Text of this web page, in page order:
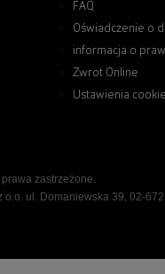
FAQ
Oświadczenie o
informacja o
Zwrot Online
Ustawienia
zastrzeżone.
o.o. ul. Domaniewska 39, 02-